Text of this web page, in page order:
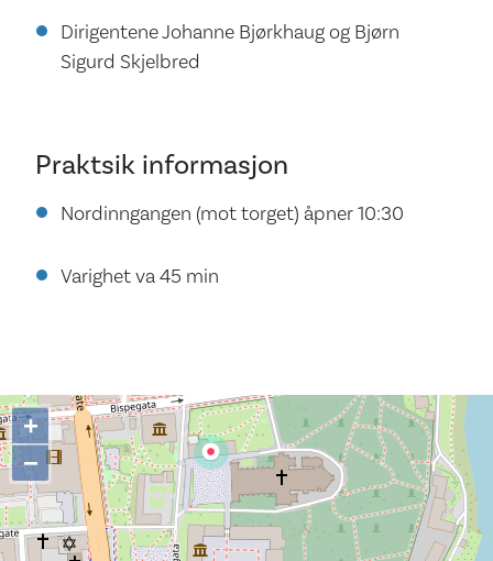
Dirigentene Johanne Bjørkhaug og Bjørn
Sigurd Skjelbred
Praktsik informasjon
Nordinngangen (mot torget) åpner 10:30
Varighet va 45 min
+
−